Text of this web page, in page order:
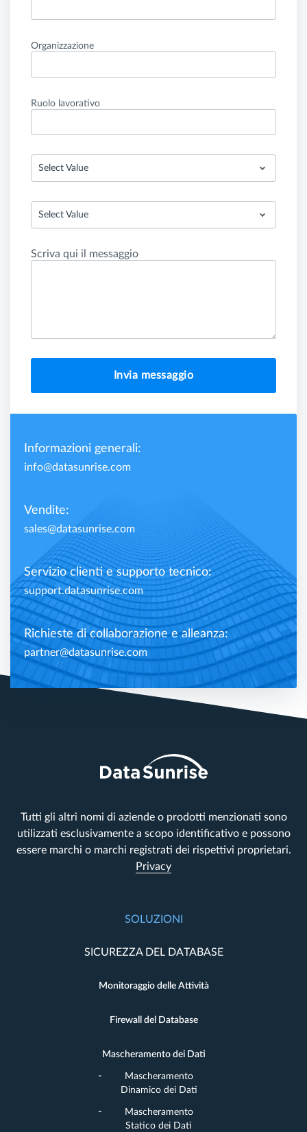
Organizzazione
Ruolo lavorativo
Select Value
Select Value
Scriva qui il messaggio
Invia messaggio
Informazioni generali:
info@datasunrise.com
Vendite:
sales@datasunrise.com
Servizio clienti e supporto tecnico:
support.datasunrise.com
Richieste di collaborazione e alleanza:
partner@datasunrise.com
Tutti gli altri nomi di aziende o prodotti menzionati sono
utilizzati esclusivamente a scopo identificativo e possono
essere marchi o marchi registrati dei rispettivi proprietari.
Privacy
SOLUZIONI
SICUREZZA DEL DATABASE
Monitoraggio delle Attività
Firewall del Database
Mascheramento dei Dati
Mascheramento
Dinamico dei Dati
Mascheramento
Statico dei Dati